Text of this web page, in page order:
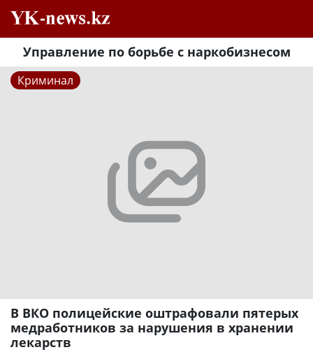
Управление по борьбе с наркобизнесом
Криминал
В ВКО полицейские оштрафовали пятерых
медработников за нарушения в хранении
лекарств